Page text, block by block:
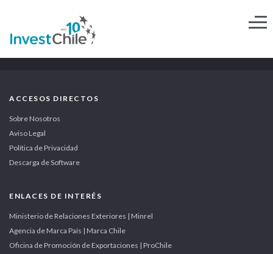
ACCESOS DIRECTOS
Sobre Nosotros
Aviso Legal
Política de Privacidad
Descarga de Software
ENLACES DE INTERÉS
Ministerio de Relaciones Exteriores | Minrel
Agencia de Marca País | Marca Chile
Oficina de Promoción de Exportaciones | ProChile